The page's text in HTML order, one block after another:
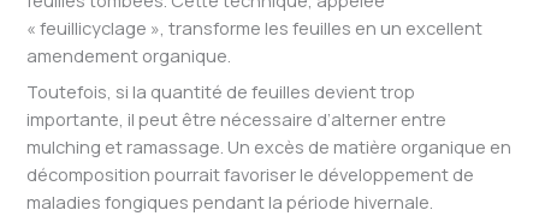
« feuillicyclage », transforme les feuilles en un excellent
amendement organique.
Toutefois, si la quantité de feuilles devient trop
importante, il peut être nécessaire d’alterner entre
mulching et ramassage. Un excès de matière organique en
décomposition pourrait favoriser le développement de
maladies fongiques pendant la période hivernale.